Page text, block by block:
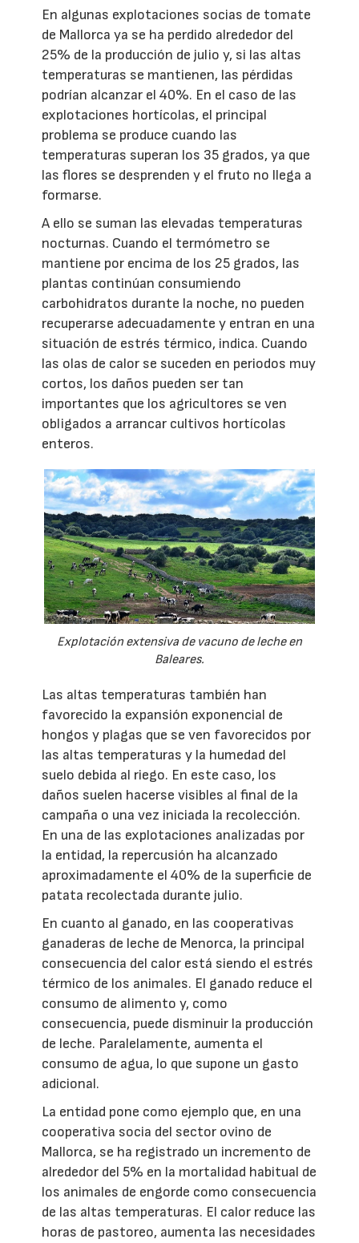
En algunas explotaciones socias de tomate
de Mallorca ya se ha perdido alrededor del
25% de la producción de julio y, si las altas
temperaturas se mantienen, las pérdidas
podrían alcanzar el 40%. En el caso de las
explotaciones hortícolas, el principal
problema se produce cuando las
temperaturas superan los 35 grados, ya que
las flores se desprenden y el fruto no llega a
formarse.
A ello se suman las elevadas temperaturas
nocturnas. Cuando el termómetro se
mantiene por encima de los 25 grados, las
plantas continúan consumiendo
carbohidratos durante la noche, no pueden
recuperarse adecuadamente y entran en una
situación de estrés térmico, indica. Cuando
las olas de calor se suceden en periodos muy
cortos, los daños pueden ser tan
importantes que los agricultores se ven
obligados a arrancar cultivos hortícolas
enteros.
Explotación extensiva de vacuno de leche en
Baleares.
Las altas temperaturas también han
favorecido la expansión exponencial de
hongos y plagas que se ven favorecidos por
las altas temperaturas y la humedad del
suelo debida al riego. En este caso, los
daños suelen hacerse visibles al final de la
campaña o una vez iniciada la recolección.
En una de las explotaciones analizadas por
la entidad, la repercusión ha alcanzado
aproximadamente el 40% de la superficie de
patata recolectada durante julio.
En cuanto al ganado, en las cooperativas
ganaderas de leche de Menorca, la principal
consecuencia del calor está siendo el estrés
térmico de los animales. El ganado reduce el
consumo de alimento y, como
consecuencia, puede disminuir la producción
de leche. Paralelamente, aumenta el
consumo de agua, lo que supone un gasto
adicional.
La entidad pone como ejemplo que, en una
cooperativa socia del sector ovino de
Mallorca, se ha registrado un incremento de
alrededor del 5% en la mortalidad habitual de
los animales de engorde como consecuencia
de las altas temperaturas. El calor reduce las
horas de pastoreo, aumenta las necesidades